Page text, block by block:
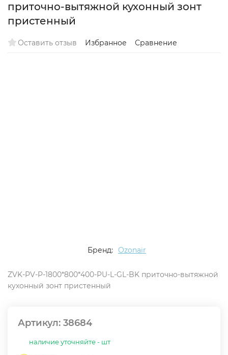
приточно-вытяжной кухонный зонт
пристенный
Оставить отзыв Избранное Сравнение
Бренд: Ozonair
ZVK-PV-P-1800*800*400-PU-L-GL-BK приточно-вытяжной
кухонный зонт пристенный
Артикул: 38684
наличие уточняйте - шт